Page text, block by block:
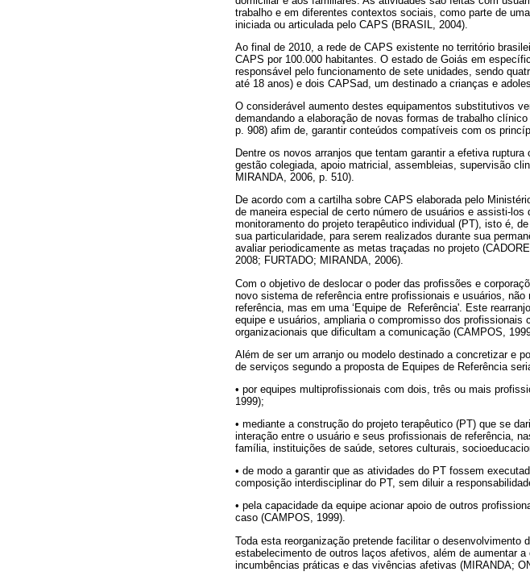
trabalho e em diferentes contextos sociais, como parte de
iniciada ou articulada pelo CAPS (BRASIL, 2004).
Ao final de 2010, a rede de CAPS existente no território
CAPS por 100.000 habitantes. O estado de Goiás em
responsável pelo funcionamento de sete unidades, sendo
até 18 anos) e dois CAPSad, um destinado a crianças e
O considerável aumento destes equipamentos substitutivos
demandando a elaboração de novas formas de trabalho
p. 908) afim de, garantir conteúdos compatíveis com os
Dentre os novos arranjos que tentam garantir a efetiva
gestão colegiada, apoio matricial, assembleias, supervisão
MIRANDA, 2006, p. 510).
De acordo com a cartilha sobre CAPS elaborada pelo
de maneira especial de certo número de usuários e assisti-
monitoramento do projeto terapêutico individual (PT), isto é,
sua particularidade, para serem realizados durante sua
avaliar periodicamente as metas traçadas no projeto
2008; FURTADO; MIRANDA, 2006).
Com o objetivo de deslocar o poder das profissões e
novo sistema de referência entre profissionais e usuários,
referência, mas em uma ‘Equipe de Referência'. Este
equipe e usuários, ampliaria o compromisso dos
organizacionais que dificultam a comunicação (CAMPOS,
Além de ser um arranjo ou modelo destinado a concretizar e
de serviços segundo a proposta de Equipes de Referência
• por equipes multiprofissionais com dois, três ou mais
1999);
• mediante a construção do projeto terapêutico (PT) que se
interação entre o usuário e seus profissionais de referência,
família, instituições de saúde, setores culturais,
• de modo a garantir que as atividades do PT fossem
composição interdisciplinar do PT, sem diluir a
• pela capacidade da equipe acionar apoio de outros
caso (CAMPOS, 1999).
Toda esta reorganização pretende facilitar o
estabelecimento de outros laços afetivos, além de aumentar
incumbências práticas e das vivências afetivas (MIRANDA;